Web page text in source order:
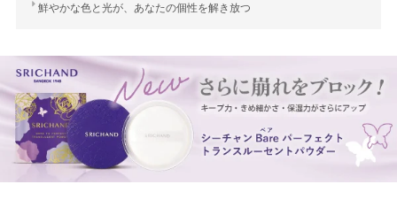
鮮やかな色と光が、あなたの個性を解き放つ